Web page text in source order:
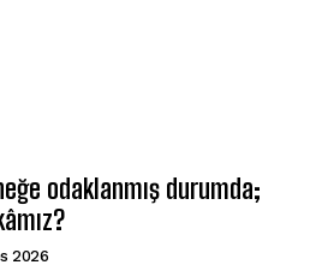
odaklanmış durumda;
2026